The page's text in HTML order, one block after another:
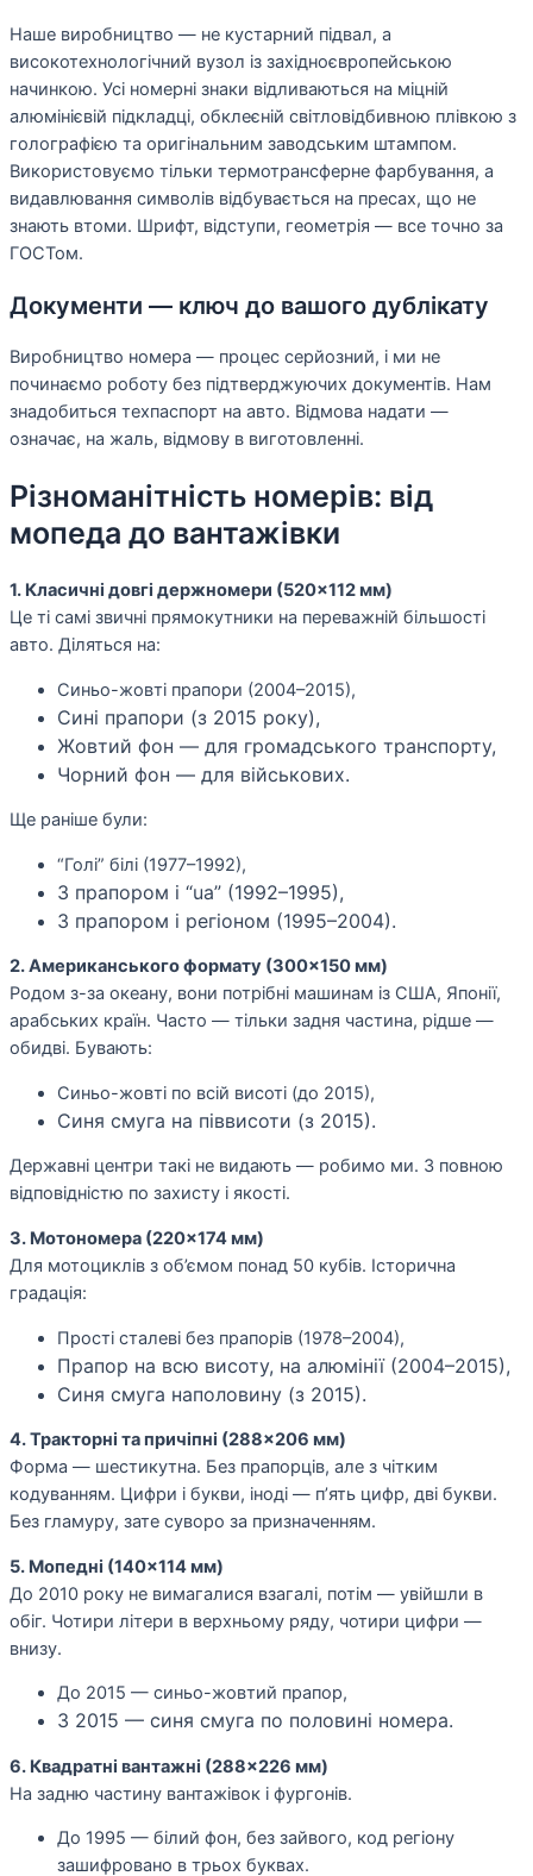
Наше виробництво — не кустарний підвал, а
високотехнологічний вузол із західноєвропейською
начинкою. Усі номерні знаки відливаються на міцній
алюмінієвій підкладці, обклеєній світловідбивною плівкою з
голографією та оригінальним заводським штампом.
Використовуємо тільки термотрансферне фарбування, а
видавлювання символів відбувається на пресах, що не
знають втоми. Шрифт, відступи, геометрія — все точно за
ГОСТом.
Документи — ключ до вашого дублікату
Виробництво номера — процес серйозний, і ми не
починаємо роботу без підтверджуючих документів. Нам
знадобиться техпаспорт на авто. Відмова надати —
означає, на жаль, відмову в виготовленні.
Різноманітність номерів: від
мопеда до вантажівки
1. Класичні довгі держномери (520×112 мм)
Це ті самі звичні прямокутники на переважній більшості
авто. Діляться на:
Синьо-жовті прапори (2004–2015),
Сині прапори (з 2015 року),
Жовтий фон — для громадського транспорту,
Чорний фон — для військових.
Ще раніше були:
“Голі” білі (1977–1992),
З прапором і “ua” (1992–1995),
З прапором і регіоном (1995–2004).
2. Американського формату (300×150 мм)
Родом з-за океану, вони потрібні машинам із США, Японії,
арабських країн. Часто — тільки задня частина, рідше —
обидві. Бувають:
Синьо-жовті по всій висоті (до 2015),
Синя смуга на піввисоти (з 2015).
Державні центри такі не видають — робимо ми. З повною
відповідністю по захисту і якості.
3. Мотономера (220×174 мм)
Для мотоциклів з об’ємом понад 50 кубів. Історична
градація:
Прості сталеві без прапорів (1978–2004),
Прапор на всю висоту, на алюмінії (2004–2015),
Синя смуга наполовину (з 2015).
4. Тракторні та причіпні (288×206 мм)
Форма — шестикутна. Без прапорців, але з чітким
кодуванням. Цифри і букви, іноді — п’ять цифр, дві букви.
Без гламуру, зате суворо за призначенням.
5. Мопедні (140×114 мм)
До 2010 року не вимагалися взагалі, потім — увійшли в
обіг. Чотири літери в верхньому ряду, чотири цифри —
внизу.
До 2015 — синьо-жовтий прапор,
З 2015 — синя смуга по половині номера.
6. Квадратні вантажні (288×226 мм)
На задню частину вантажівок і фургонів.
До 1995 — білий фон, без зайвого, код регіону
зашифровано в трьох буквах.